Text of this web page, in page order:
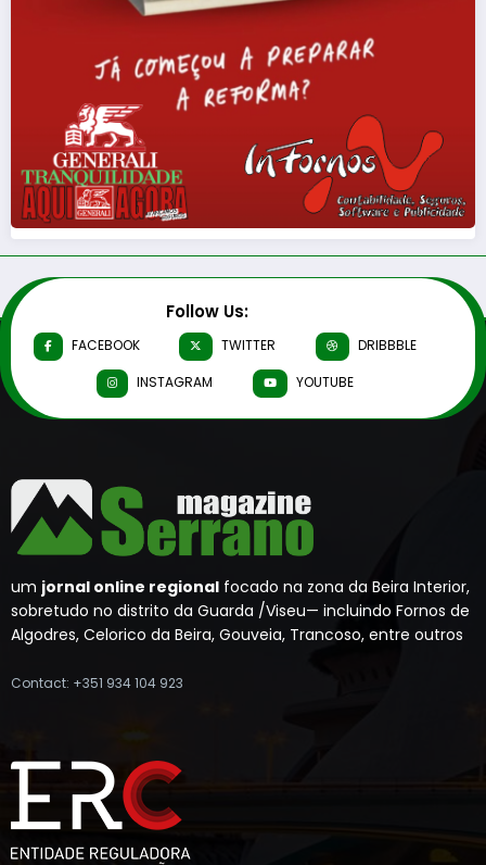
Follow Us:
FACEBOOK TWITTER
DRIBBBLE
INSTAGRAM
YOUTUBE
um jornal online regional focado na zona da Beira Interior,
sobretudo no distrito da Guarda /Viseu— incluindo Fornos de
Algodres, Celorico da Beira, Gouveia, Trancoso, entre outros
Contact: +351 934 104 923